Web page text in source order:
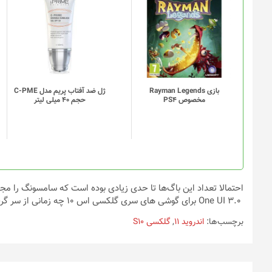
بازی Rayman Legends
مخصوص PS4
ژل ضد آفتاب پریم مدل C-PME
حجم 40 میلی لیتر
احتمالا تعداد این باگ‌ها تا حدی زیادی بوده است که سامسونگ را
برچسب‌ها: اندروید 11 ,گلکسی S10